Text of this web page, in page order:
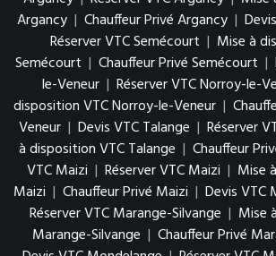
Argancy | Chauffeur Privé Argancy |
Réserver VTC Semécourt | Mise à
Semécourt | Chauffeur Privé Semécourt |
le-Veneur | Réserver VTC Norroy-le-
disposition VTC Norroy-le-Veneur |
Veneur | Devis VTC Talange | Réserver
à disposition VTC Talange | Chauffeur
VTC Maizi | Réserver VTC Maizi | Mise
Maizi | Chauffeur Privé Maizi | Devis VTC
Réserver VTC Marange-Silvange | Mise
Marange-Silvange | Chauffeur Privé